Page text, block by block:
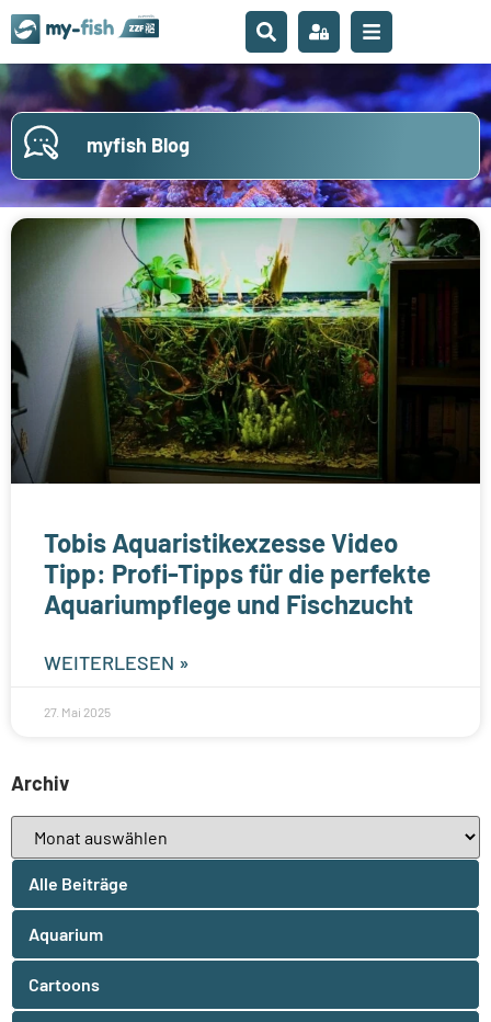
myfish Blog
Tobis Aquaristikexzesse Video
Tipp: Profi-Tipps für die perfekte
Aquariumpflege und Fischzucht
WEITERLESEN »
27. Mai 2025
Archiv
Alle Beiträge
Aquarium
Cartoons